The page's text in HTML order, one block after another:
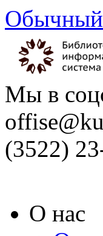
Мы в
(3522)
О нас